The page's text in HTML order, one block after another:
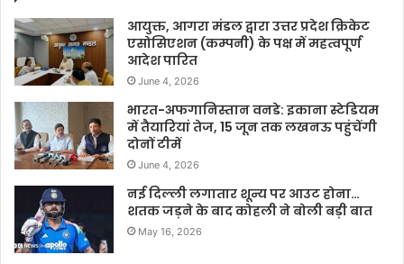
आयुक्त, आगरा मंडल द्वारा उत्तर प्रदेश क्रिकेट
एसोसिएशन (कम्पनी) के पक्ष में महत्वपूर्ण
आदेश पारित
June 4, 2026
भारत-अफगानिस्तान वनडे: इकाना स्टेडियम
में तैयारियां तेज, 15 जून तक लखनऊ पहुंचेंगी
दोनों टीमें
June 4, 2026
नई दिल्ली लगातार शून्य पर आउट होना…
शतक जड़ने के बाद कोहली ने बोली बड़ी बात
May 16, 2026